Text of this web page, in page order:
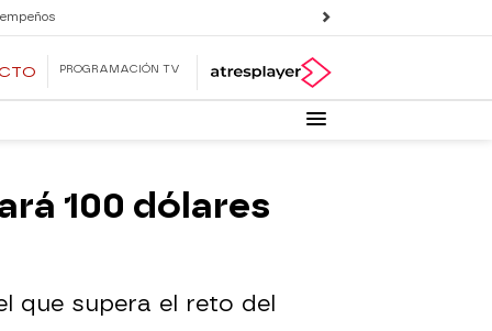
PROGRAMACIÓN TV
100 dólares
que supera el reto del